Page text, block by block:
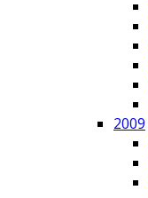
2009